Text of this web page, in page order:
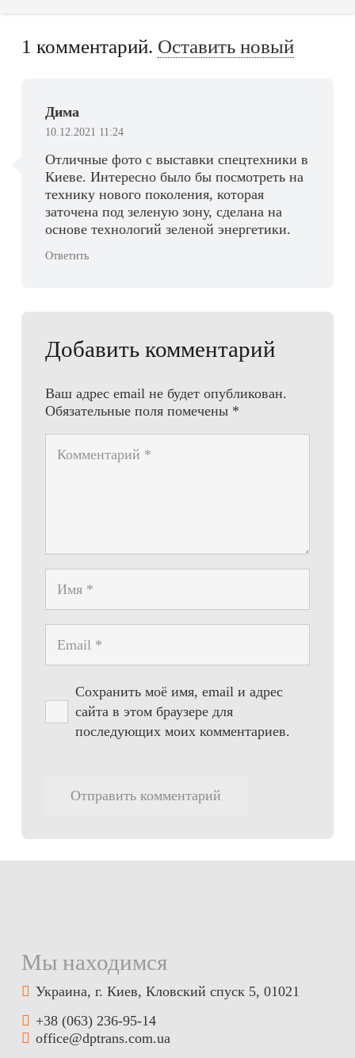
1 комментарий. Оставить новый
Дима
10.12.2021 11:24
Отличные фото с выставки спецтехники в
Киеве. Интересно было бы посмотреть на
технику нового поколения, которая
заточена под зеленую зону, сделана на
основе технологий зеленой энергетики.
Ответить
Добавить комментарий
Ваш адрес email не будет опубликован.
Обязательные поля помечены *
Сохранить моё имя, email и адрес
сайта в этом браузере для
последующих моих комментариев.
Отправить комментарий
Мы находимся
Украина, г. Киев, Кловский спуск 5, 01021
+38 (063) 236-95-14
office@dptrans.com.ua